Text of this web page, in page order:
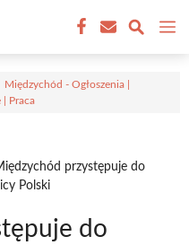
Międzychód - Ogłoszenia |
| Praca
przystępuje do
Polski
do